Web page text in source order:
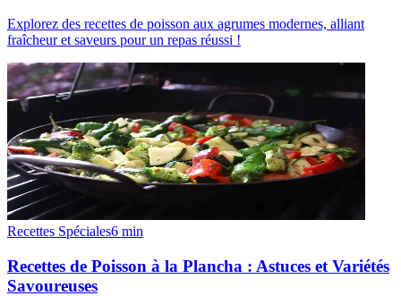
Explorez des recettes de poisson aux agrumes modernes, alliant
fraîcheur et saveurs pour un repas réussi !
Recettes Spéciales6 min
Recettes de Poisson à la Plancha : Astuces et Variétés
Savoureuses